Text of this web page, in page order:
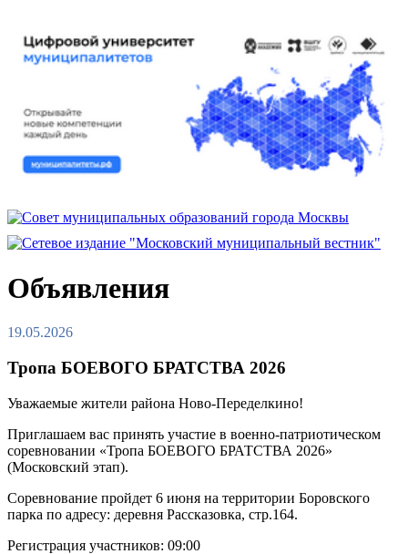
Объявления
19.05.2026
Тропа БОЕВОГО БРАТСТВА 2026
Уважаемые жители района Ново-Переделкино!
Приглашаем вас принять участие в военно-патриотическом
соревновании «Тропа БОЕВОГО БРАТСТВА 2026»
(Московский этап).
Соревнование пройдет 6 июня на территории Боровского
парка по адресу: деревня Рассказовка, стр.164.
Регистрация участников: 09:00